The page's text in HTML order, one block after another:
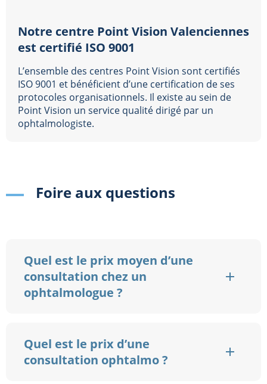
Notre centre Point Vision Valenciennes
est certifié ISO 9001
L’ensemble des centres Point Vision sont certifiés
ISO 9001 et bénéficient d’une certification de ses
protocoles organisationnels. Il existe au sein de
Point Vision un service qualité dirigé par un
ophtalmologiste.
Foire aux questions
Quel est le prix moyen d’une
consultation chez un
ophtalmologue ?
Quel est le prix d’une
consultation ophtalmo ?